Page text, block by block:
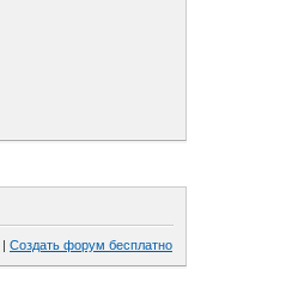
| Создать форум бесплатно